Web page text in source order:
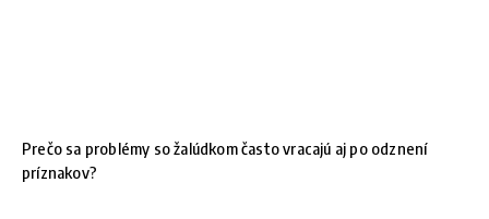
Prečo sa problémy so žalúdkom často vracajú aj po odznení
príznakov?